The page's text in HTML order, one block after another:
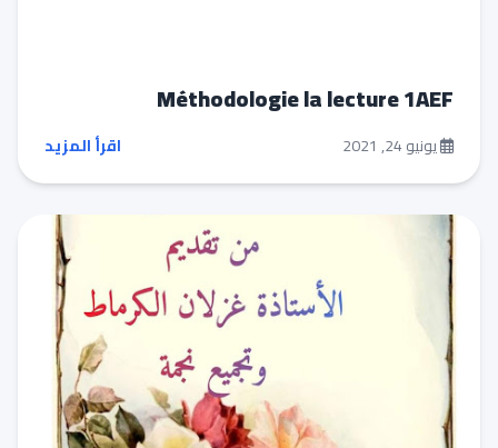
Méthodologie la lecture 1AEF
يونيو 24, 2021 اقرأ المزيد